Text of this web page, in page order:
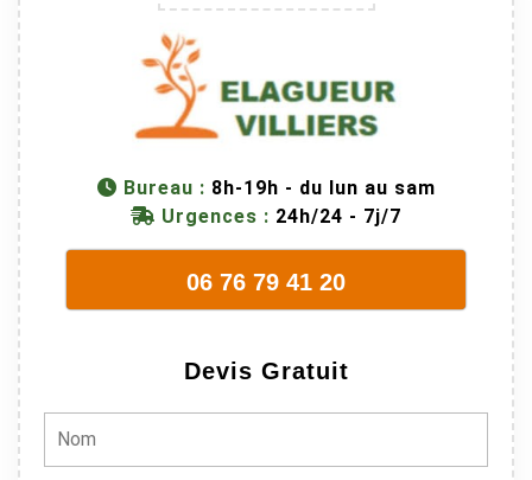
trop lourde et
M Villiers et
son équipes
très bien leur
métier, c'est
juste une
recommando
Bureau : 8h-19h - du lun au sam
Urgences : 24h/24 - 7j/7
06 76 79 41 20
Devis Gratuit